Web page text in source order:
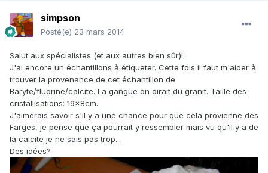
simpson
Posté(e) 23 mars 2014
Salut aux spécialistes (et aux autres bien sûr)!
J'ai encore un échantillons à étiqueter. Cette fois il faut m'aider à
trouver la provenance de cet échantillon de
Baryte/fluorine/calcite. La gangue on dirait du granit. Taille des
cristallisations: 19x8cm.
J'aimerais savoir s'il y a une chance pour que cela provienne des
Farges, je pense que ça pourrait y ressembler mais vu qu'il y a de
la calcite je ne sais pas trop...
Des idées?